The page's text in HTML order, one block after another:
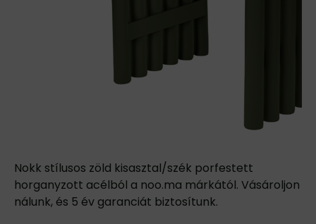
Nokk stílusos zöld kisasztal/szék porfestett
horganyzott acélból a noo.ma márkától. Vásároljon
nálunk, és 5 év garanciát biztosítunk.